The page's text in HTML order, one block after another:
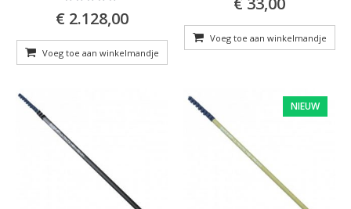
0%
€ 2.128,00
Voeg toe aan winkelmandje
Voeg toe aan winkelmandje
NIEUW